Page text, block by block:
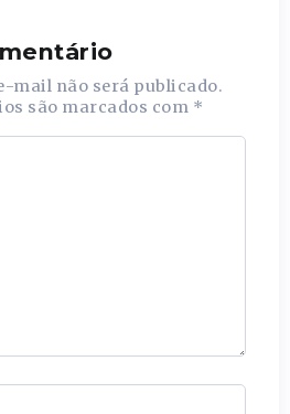
mail não será publicado.
são marcados com *